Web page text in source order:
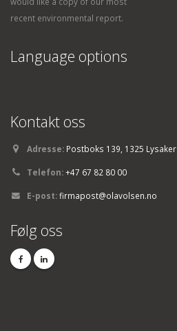
recent environmental report.
Language options
Kontakt oss
Adresse: Postboks 139, 1325 Lysaker
Telefon:+47 67 82 80 00
E-post:firmapost@olavolsen.no
Følg oss